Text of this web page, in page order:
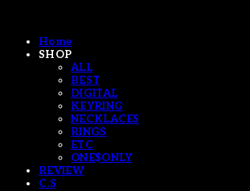
Home
SHOP
ALL
BEST
DIGITAL
KEYRING
NECKLACES
RINGS
ETC
ONE$ONLY
REVIEW
C.S